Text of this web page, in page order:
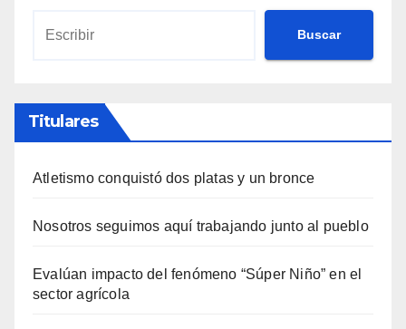
Buscar
Titulares
Atletismo conquistó dos platas y un bronce
Nosotros seguimos aquí trabajando junto al pueblo
Evalúan impacto del fenómeno “Súper Niño” en el
sector agrícola